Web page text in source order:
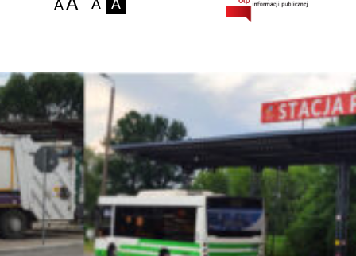
Zakłady
Podaj stan wodomierza
Kontakt
Oferta